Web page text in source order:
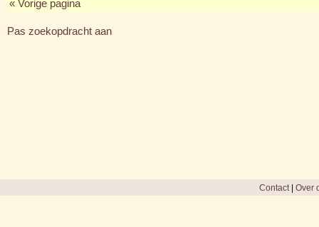
« Vorige pagina
Pas zoekopdracht aan
Contact| Over